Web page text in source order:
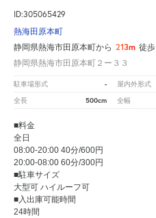
ID:305065429
熱海田原本町
静岡県熱海市田原本町から 213m 徒歩
静岡県熱海市田原本町２ー３３
駐車場形式 - 屋内外形式
全長 500cm 全幅
■料金
全日
08:00-20:00 40分/600円
20:00-08:00 60分/300円
■駐車サイズ
大型可 ハイルーフ可
■入出庫可能時間
24時間